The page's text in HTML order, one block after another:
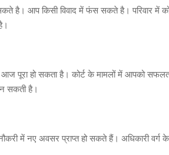
है। आप किसी विवाद में फंस सकते है। परिवार में
पूरा हो सकता है। कोर्ट के मामलों में आपको
सकती है।
में नए अवसर प्राप्त हो सकते हैं। अधिकारी वर्ग